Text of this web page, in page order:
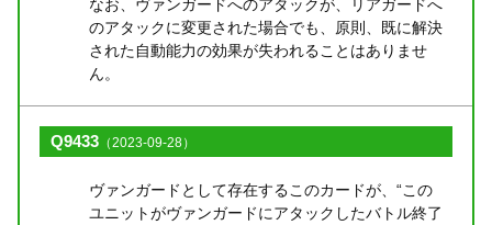
なお、ヴァンガードへのアタックが、リアガードへ
のアタックに変更された場合でも、原則、既に解決
された自動能力の効果が失われることはありませ
ん。
Q9433 （2023-09-28）
ヴァンガードとして存在するこのカードが、“この
ユニットがヴァンガードにアタックしたバトル終了